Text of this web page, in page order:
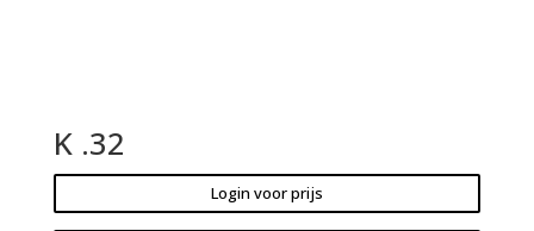
K .32
Login voor prijs